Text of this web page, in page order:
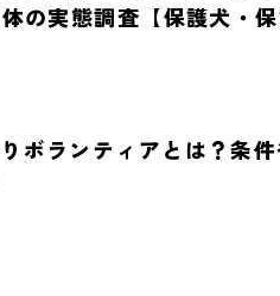
体の実態調査【保護犬・
りボランティアとは？条